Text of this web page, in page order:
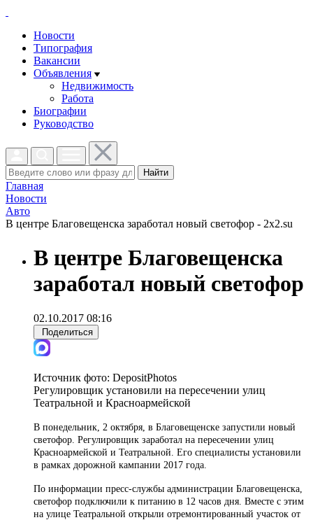
Новости
Типография
Вакансии
Объявления
Недвижимость
Работа
Биографии
Руководство
Найти
Главная
Новости
Авто
В центре Благовещенска заработал новый светофор - 2x2.su
В центре Благовещенска
заработал новый светофор
02.10.2017 08:16
Поделиться
Источник фото: DepositPhotos
Регулировщик установили на пересечении улиц
Театральной и Красноармейской
В понедельник, 2 октября, в Благовещенске запустили новый
светофор. Регулировщик заработал на пересечении улиц
Красноармейской и Театральной. Его специалисты установили
в рамках дорожной кампании 2017 года.
По информации пресс-службы администрации Благовещенска,
светофор подключили к питанию в 12 часов дня. Вместе с этим
на улице Театральной открыли отремонтированный участок от